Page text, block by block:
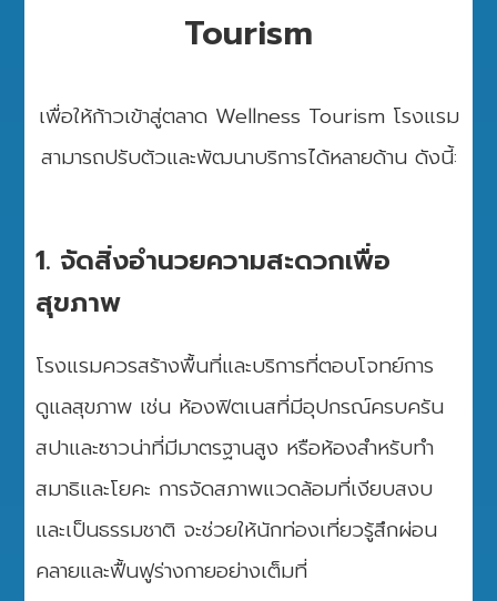
Tourism
เพื่อให้ก้าวเข้าสู่ตลาด Wellness Tourism โรงแรม
สามารถปรับตัวและพัฒนาบริการได้หลายด้าน ดังนี้:
1. จัดสิ่งอำนวยความสะดวกเพื่อ
สุขภาพ
โรงแรมควรสร้างพื้นที่และบริการที่ตอบโจทย์การ
ดูแลสุขภาพ เช่น ห้องฟิตเนสที่มีอุปกรณ์ครบครัน
สปาและซาวน่าที่มีมาตรฐานสูง หรือห้องสำหรับทำ
สมาธิและโยคะ การจัดสภาพแวดล้อมที่เงียบสงบ
และเป็นธรรมชาติ จะช่วยให้นักท่องเที่ยวรู้สึกผ่อน
คลายและฟื้นฟูร่างกายอย่างเต็มที่